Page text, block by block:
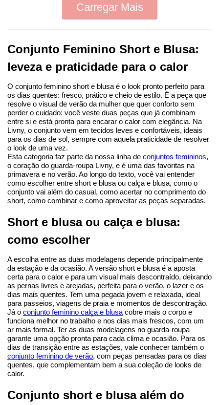
Carregar Mais
Conjunto Feminino Short e Blusa:
leveza e praticidade para o calor
O conjunto feminino short e blusa é o look pronto perfeito para
os dias quentes: fresco, prático e cheio de estilo. É a peça que
resolve o visual de verão da mulher que quer conforto sem
perder o cuidado: você veste duas peças que já combinam
entre si e está pronta para encarar o calor com elegância. Na
Livny, o conjunto vem em tecidos leves e confortáveis, ideais
para os dias de sol, sempre com aquela praticidade de resolver
o look de uma vez.
Esta categoria faz parte da nossa linha de conjuntos femininos,
o coração do guarda-roupa Livny, e é uma das favoritas na
primavera e no verão. Ao longo do texto, você vai entender
como escolher entre short e blusa ou calça e blusa, como o
conjunto vai além do casual, como acertar no comprimento do
short, como combinar e como aproveitar as peças separadas.
Short e blusa ou calça e blusa:
como escolher
A escolha entre as duas modelagens depende principalmente
da estação e da ocasião. A versão short e blusa é a aposta
certa para o calor e para um visual mais descontraído, deixando
as pernas livres e arejadas, perfeita para o verão, o lazer e os
dias mais quentes. Tem uma pegada jovem e relaxada, ideal
para passeios, viagens de praia e momentos de descontração.
Já o conjunto feminino calça e blusa cobre mais o corpo e
funciona melhor no trabalho e nos dias mais frescos, com um
ar mais formal. Ter as duas modelagens no guarda-roupa
garante uma opção pronta para cada clima e ocasião. Para os
conjunto feminino de verão, com peças pensadas para os dias
quentes, que complementam bem a sua coleção de looks de
calor.
Conjunto short e blusa além do